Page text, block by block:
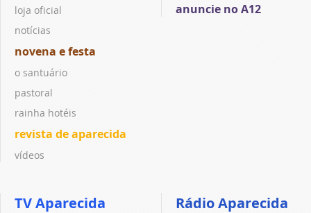
loja oficial
notícias
novena e festa
o santuário
pastoral
rainha hotéis
revista de aparecida
vídeos
anuncie no A12
TV Aparecida Rádio Aparecida